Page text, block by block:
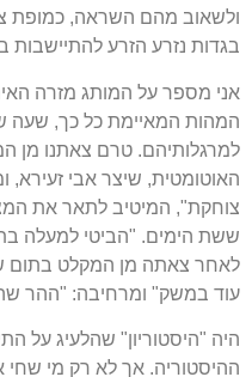
ולשאוב מהם השראה, כמופת
בגדות נזרע הזרע להתיישבות
אני מספר על המותג מזרה
המהות המאיימת כל כך, שעה
למרגלותיהם. טרם צאתנו מן
האוטומטית, שיצר אבי זעירא,
צוחקת", המיטיב לתאר את
ששת הימים. "הביטי למעלה
לאחר צאתה מן המקלט בתום
עוד במשק" ומרחיבה: "ההר
היה "היסטוריון" שהלעיג על
ההיסטוריה. אך לא רק מי שחי